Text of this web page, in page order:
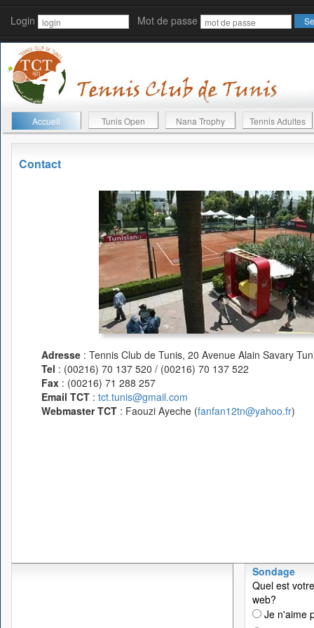
Login Mot de passe
Accueil Tunis Open Nana Trophy Tennis Adultes
Contact
Adresse : Tennis Club de Tunis, 20 Avenue Alain Savary
Tel : (00216) 70 137 520 / (00216) 70 137 522
Fax : (00216) 71 288 257
Email TCT : tct.tunis@gmail.com
Webmaster TCT : Faouzi Ayeche (fanfan12tn@yahoo.fr)
Sondage
Quel est
web?
Je n'aime